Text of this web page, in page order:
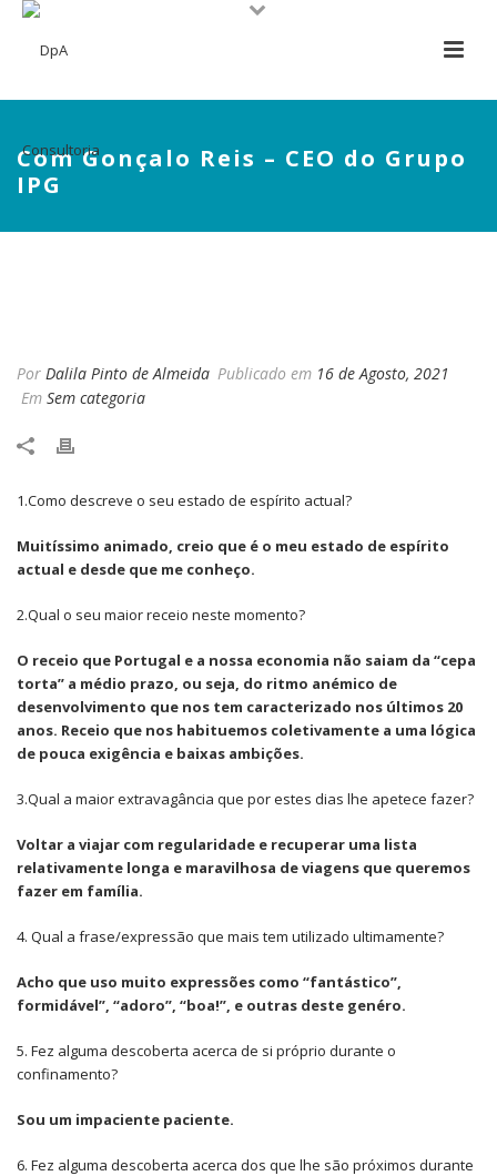
Com Gonçalo Reis – CEO do Grupo
IPG
Por Dalila Pinto de Almeida Publicado em 16 de Agosto, 2021
Em Sem categoria
1.Como descreve o seu estado de espírito actual?
Muitíssimo animado, creio que é o meu estado de espírito
actual e desde que me conheço.
2.Qual o seu maior receio neste momento?
O receio que Portugal e a nossa economia não saiam da “cepa
torta” a médio prazo, ou seja, do ritmo anémico de
desenvolvimento que nos tem caracterizado nos últimos 20
anos. Receio que nos habituemos coletivamente a uma lógica
de pouca exigência e baixas ambições.
3.Qual a maior extravagância que por estes dias lhe apetece fazer?
Voltar a viajar com regularidade e recuperar uma lista
relativamente longa e maravilhosa de viagens que queremos
fazer em família.
4. Qual a frase/expressão que mais tem utilizado ultimamente?
Acho que uso muito expressões como “fantástico”,
formidável”, “adoro”, “boa!”, e outras deste genéro.
5. Fez alguma descoberta acerca de si próprio durante o
confinamento?
Sou um impaciente paciente.
6. Fez alguma descoberta acerca dos que lhe são próximos durante